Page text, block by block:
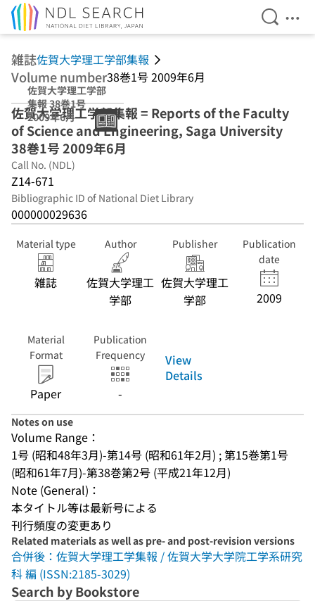
Open
雑誌佐賀大学理工学部集報
Volume number38巻1号 2009年6月
佐賀大学理工学部
集報 38巻1号
2009年6月
佐賀大学理工学部集報 = Reports of the Faculty
of Science and Engineering, Saga University
38巻1号 2009年6月
Call No. (NDL)
Z14-671
Bibliographic ID of National Diet Library
000000029636
Material type
雑誌
Author
佐賀大学理工
学部
Publisher
佐賀大学理工
学部
Publication
date
2009
Material
Format
Paper
Publication
Frequency
-
View
Details
Notes on use
Volume Range：
1号 (昭和48年3月)-第14号 (昭和61年2月) ; 第15巻第1号
(昭和61年7月)-第38巻第2号 (平成21年12月)
Note (General)：
本タイトル等は最新号による
刊行頻度の変更あり
Related materials as well as pre- and post-revision versions
合併後：佐賀大学理工学集報 / 佐賀大学大学院工学系研究
科 編 (ISSN:2185-3029)
Search by Bookstore